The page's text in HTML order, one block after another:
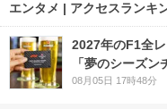
エンタメ | アクセスランキ
2027年のF1全
「夢のシーズ
08月05日 17時48分